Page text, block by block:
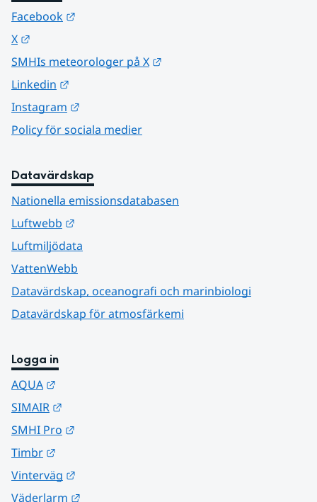
Facebook
X
SMHIs meteorologer på X
Linkedin
Instagram
Policy för sociala medier
Datavärdskap
Nationella emissionsdatabasen
Luftwebb
Luftmiljödata
VattenWebb
Datavärdskap, oceanografi och marinbiologi
Datavärdskap för atmosfärkemi
Logga in
AQUA
SIMAIR
SMHI Pro
Timbr
Vinterväg
Väderlarm